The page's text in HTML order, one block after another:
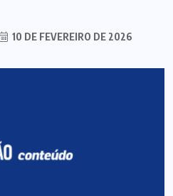
10 DE FEVEREIRO DE 2026